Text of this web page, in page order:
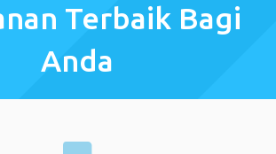
Terbaik Bagi
Anda